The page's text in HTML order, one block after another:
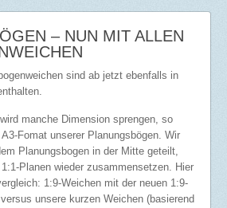
– NUN MIT ALLEN
sind ab jetzt ebenfalls in
manche Dimension sprengen, so
Fomat unserer Planungsbögen. Wir
Planungsbogen in der Mitte geteilt,
Planen wieder zusammensetzen. Hier
1:9-Weichen mit der neuen 1:9-
unsere kurzen Weichen (basierend